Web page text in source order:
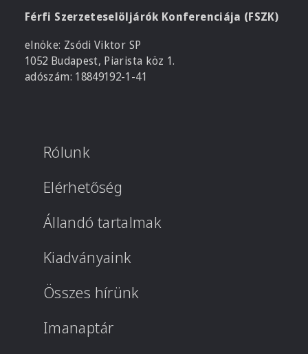
Férfi Szerzeteselöljárók Konferenciája (FSZK)
elnöke: Zsódi Viktor SP
1052 Budapest, Piarista köz 1.
adószám: 18849192-1-41
Rólunk
Elérhetőség
Állandó tartalmak
Kiadványaink
Összes hírünk
Imanaptár